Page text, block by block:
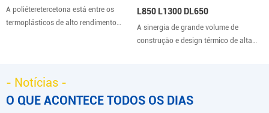
A poliéteretercetona está entre os
termoplásticos de alto rendimento
L850 L1300 DL650
A sinergia de grande volume de
construção e design térmico de alta
empenamento e delaminação.
- Notícias -
O QUE ACONTECE TODOS OS DIAS